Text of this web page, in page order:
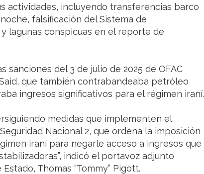
actividades, incluyendo transferencias barco
falsificación del Sistema de
lagunas conspicuas en el reporte de
sanciones del 3 de julio de 2025 de OFAC
que también contrabandeaba petróleo
ingresos significativos para el régimen iraní.
medidas que implementen el
Nacional 2, que ordena la imposición
iraní para negarle acceso a ingresos que
indicó el portavoz adjunto
Thomas “Tommy” Pigott.